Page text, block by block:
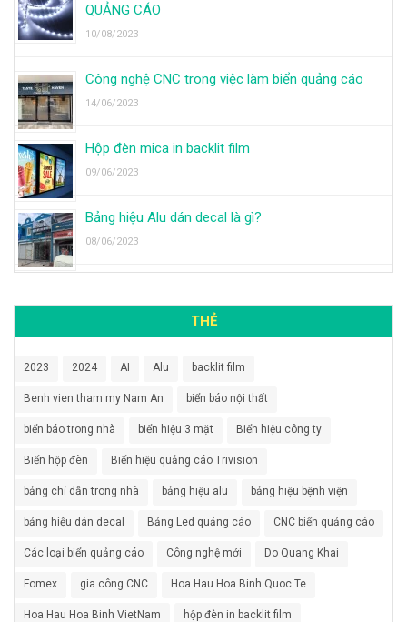
QUẢNG CÁO
10/08/2023
Công nghệ CNC trong việc làm biển quảng cáo
14/06/2023
Hộp đèn mica in backlit film
09/06/2023
Bảng hiệu Alu dán decal là gì?
08/06/2023
THẺ
2023 2024 AI Alu backlit film
Benh vien tham my Nam An biển báo nội thất
biển báo trong nhà biển hiệu 3 mặt Biển hiệu công ty
Biển hộp đèn Biển hiệu quảng cáo Trivision
bảng chỉ dẫn trong nhà bảng hiệu alu bảng hiệu bệnh viện
bảng hiệu dán decal Bảng Led quảng cáo CNC biển quảng cáo
Các loại biển quảng cáo Công nghệ mới Do Quang Khai
Fomex gia công CNC Hoa Hau Hoa Binh Quoc Te
Hoa Hau Hoa Binh VietNam hộp đèn in backlit film